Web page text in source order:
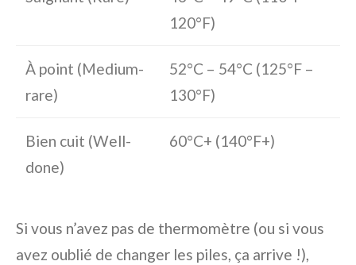
120°F)
À point (Medium-
rare)
52°C – 54°C (125°F –
130°F)
Bien cuit (Well-
done)
60°C+ (140°F+)
Si vous n’avez pas de thermomètre (ou si vous
avez oublié de changer les piles, ça arrive !),